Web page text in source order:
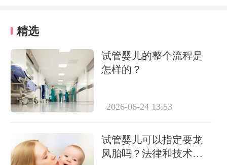
精选
试管婴儿的整个流程是
怎样的？
2026-06-24 13:53
试管婴儿可以指定要龙
凤胎吗？法律和技术层